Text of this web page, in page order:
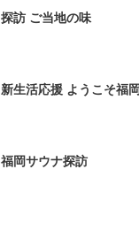
探訪 ご当地の味
新生活応援 ようこそ福
福岡サウナ探訪